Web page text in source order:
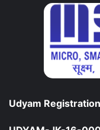
Udyam